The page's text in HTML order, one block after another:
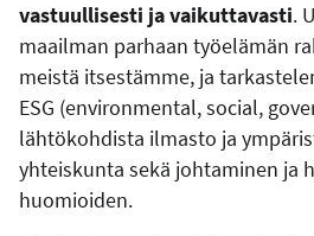
vastuullisesti ja vaikuttavasti.
maailman parhaan työelämän
meistä itsestämme, ja
ESG (environmental, social,
lähtökohdista ilmasto ja
yhteiskunta sekä johtaminen ja
huomioiden.